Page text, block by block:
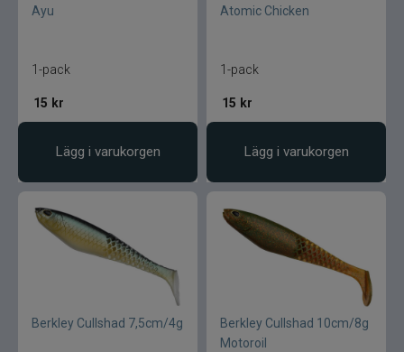
Ayu
1-pack
15 kr
Lägg i varukorgen
Atomic Chicken
1-pack
15 kr
Lägg i varukorgen
Berkley Cullshad 7,5cm/4g
Berkley Cullshad 10cm/8g
Motoroil